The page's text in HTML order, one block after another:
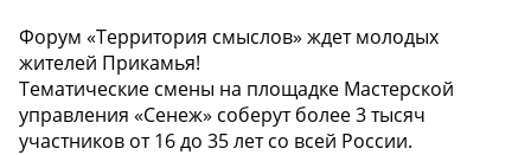
Форум «Территория смыслов» ждет молодых
жителей Прикамья!
Тематические смены на площадке Мастерской
управления «Сенеж» соберут более 3 тысяч
участников от 16 до 35 лет со всей России.